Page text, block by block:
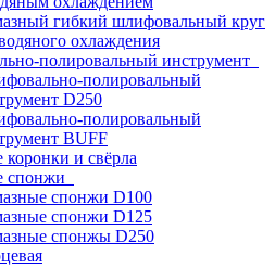
гибкий шлифовальный круг
охлаждения
полировальный инструмент
полировальный
D250
полировальный
BUFF
и свёрла
спонжи
спонжи D100
спонжи D125
спонжы D250